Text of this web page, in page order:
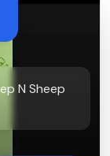
N Sheep